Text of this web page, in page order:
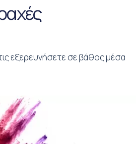
εξερευνήσετε σε βάθος μέσα